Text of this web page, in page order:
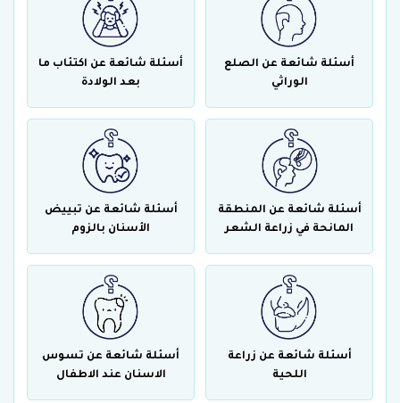
أسئلة شائعة عن الصلع
الوراثي
أسئلة شائعة عن اكتئاب ما
بعد الولادة
أسئلة شائعة عن المنطقة
المانحة في زراعة الشعر
أسئلة شائعة عن تبييض
الأسنان بالزوم
أسئلة شائعة عن زراعة
اللحية
أسئلة شائعة عن تسوس
الاسنان عند الاطفال